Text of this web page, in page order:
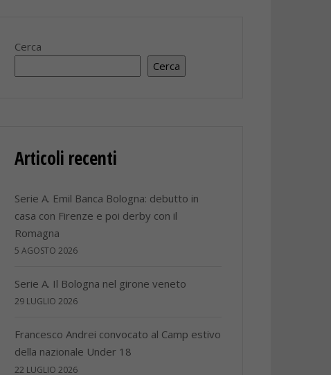
Cerca
Cerca
Articoli recenti
Serie A. Emil Banca Bologna: debutto in
casa con Firenze e poi derby con il
Romagna
5 AGOSTO 2026
Serie A. Il Bologna nel girone veneto
29 LUGLIO 2026
Francesco Andrei convocato al Camp estivo
della nazionale Under 18
22 LUGLIO 2026